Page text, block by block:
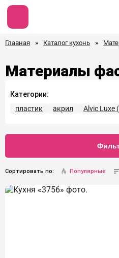
Главная » Каталог кухонь »
Материалы
Категории:
пластик
акрил Alvic Luxe
Сортировать по: Популярные